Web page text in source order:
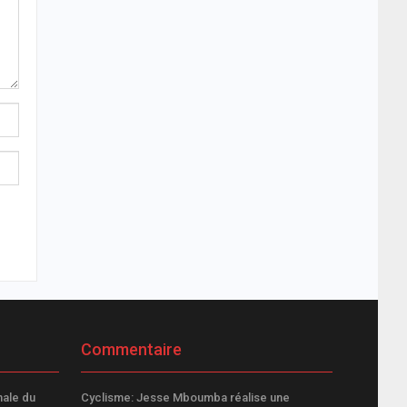
du
Commentaire
Cyclisme: Jesse Mboumba réalise une